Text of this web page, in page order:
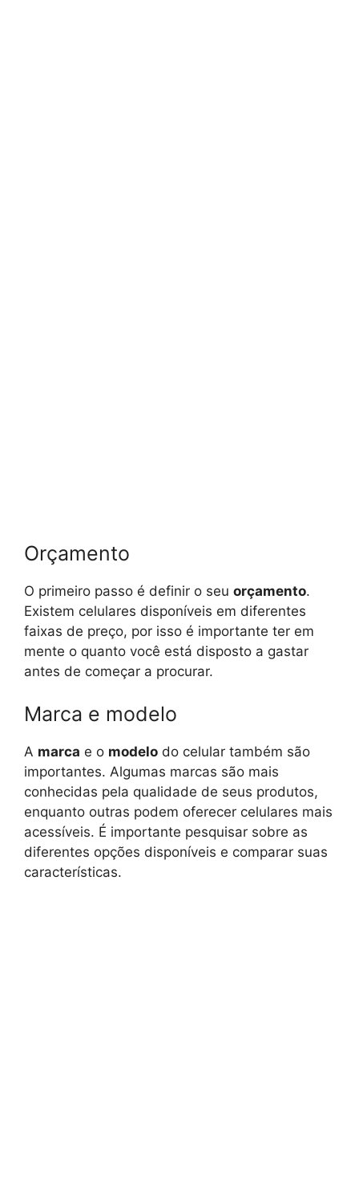
Orçamento
O primeiro passo é definir o seu orçamento.
Existem celulares disponíveis em diferentes
faixas de preço, por isso é importante ter em
mente o quanto você está disposto a gastar
antes de começar a procurar.
Marca e modelo
A marca e o modelo do celular também são
importantes. Algumas marcas são mais
conhecidas pela qualidade de seus produtos,
enquanto outras podem oferecer celulares mais
acessíveis. É importante pesquisar sobre as
diferentes opções disponíveis e comparar suas
características.